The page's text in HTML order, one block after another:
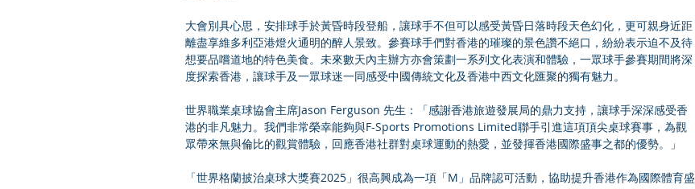
大會別具心思，安排球手於黃昏時段登船，讓球手不但可以感受黃昏日落時段天色幻化，更可親身近距
離盡享維多利亞港燈火通明的醉人景致。參賽球手們對香港的璀璨的景色讚不絕口，紛紛表示迫不及待
想要品嚐道地的特色美食。未來數天內主辦方亦會策劃一系列文化表演和體驗，一眾球手參賽期間將深
度探索香港，讓球手及一眾球迷一同感受中國傳統文化及香港中西文化匯聚的獨有魅力。
世界職業桌球協會主席Jason Ferguson 先生：「感謝香港旅遊發展局的鼎力支持，讓球手深深感受香
港的非凡魅力。我們非常榮幸能夠與F-Sports Promotions Limited聯手引進這項頂尖桌球賽事，為觀
眾帶來無與倫比的觀賞體驗，回應香港社群對桌球運動的熱愛，並發揮香港國際盛事之都的優勢。」
「世界格蘭披治桌球大獎賽2025」很高興成為一項「M」品牌認可活動，協助提升香港作為國際體育盛